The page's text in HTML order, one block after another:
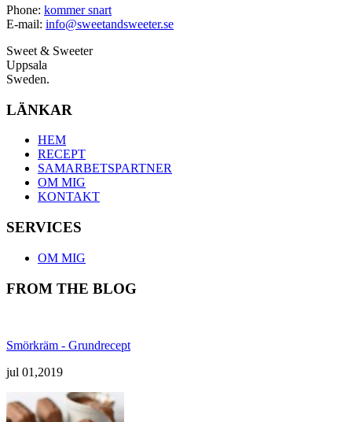
Phone: kommer snart
E-mail: info@sweetandsweeter.se
Sweet & Sweeter
Uppsala
Sweden.
LÄNKAR
HEM
RECEPT
SAMARBETSPARTNER
OM MIG
KONTAKT
SERVICES
OM MIG
FROM THE BLOG
Smörkräm - Grundrecept
jul 01,2019